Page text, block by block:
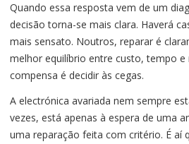
Quando essa resposta vem de um
decisão torna-se mais clara. Haverá
mais sensato. Noutros, reparar é
melhor equilíbrio entre custo, tempo e
compensa é decidir às cegas.
A electrónica avariada nem sempre
vezes, está apenas à espera de uma
uma reparação feita com critério. É aí